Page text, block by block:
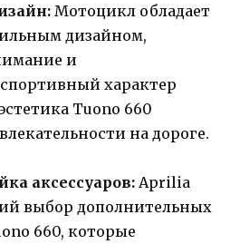
Мотоцикл обладает
дизайном,
и
характер
Tuono 660
на дороге.
аксессуаров: Aprilia
выбор дополнительных
660, которые